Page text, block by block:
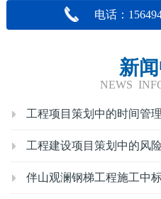
电话：
新
NEWS
工程项目策划中的时间管
工程建设项目策划中的风